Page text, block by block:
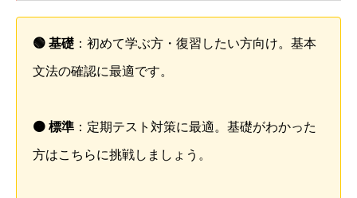
🟢 基礎 ：初めて学ぶ方・復習したい方向け。基本
文法の確認に最適です。
🟠 標準 ：定期テスト対策に最適。基礎がわかった
方はこちらに挑戦しましょう。